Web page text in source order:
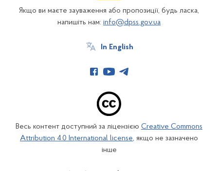
Якщо ви маєте зауваження або пропозиції, будь ласка,
напишіть нам: info@dpss.gov.ua
In English
Весь контент доступний за ліцензією Creative Commons
Attribution 4.0 International license, якщо не зазначено
інше